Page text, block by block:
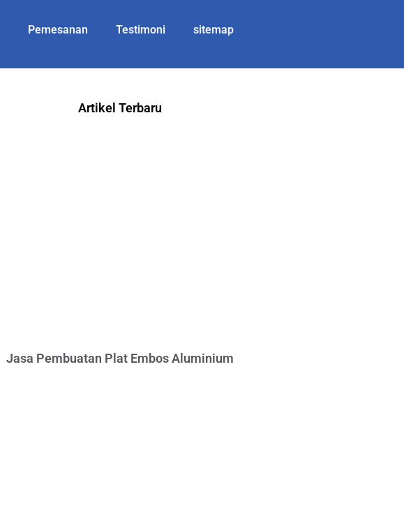
Pemesanan Testimoni sitemap
Artikel Terbaru
Jasa Pembuatan Plat Embos Aluminium